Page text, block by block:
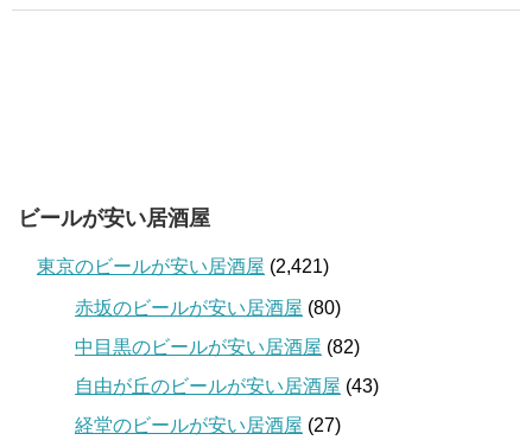
ビールが安い居酒屋
東京のビールが安い居酒屋 (2,421)
赤坂のビールが安い居酒屋 (80)
中目黒のビールが安い居酒屋 (82)
自由が丘のビールが安い居酒屋 (43)
経堂のビールが安い居酒屋 (27)